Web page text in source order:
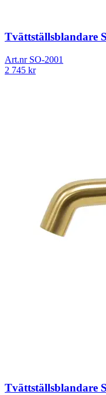
Tvättställsblandare
Art.nr SO-2001
2 745 kr
Tvättställsblandare